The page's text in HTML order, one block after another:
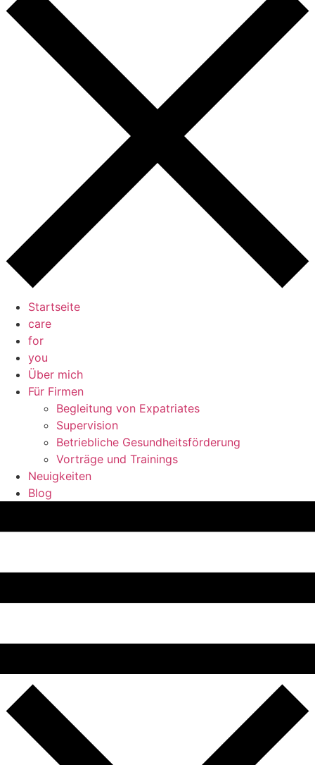
Startseite
care
for
you
Über mich
Für Firmen
Begleitung von Expatriates
Supervision
Betriebliche Gesundheitsförderung
Vorträge und Trainings
Neuigkeiten
Blog